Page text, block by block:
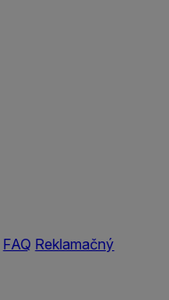
FAQ Reklamačný